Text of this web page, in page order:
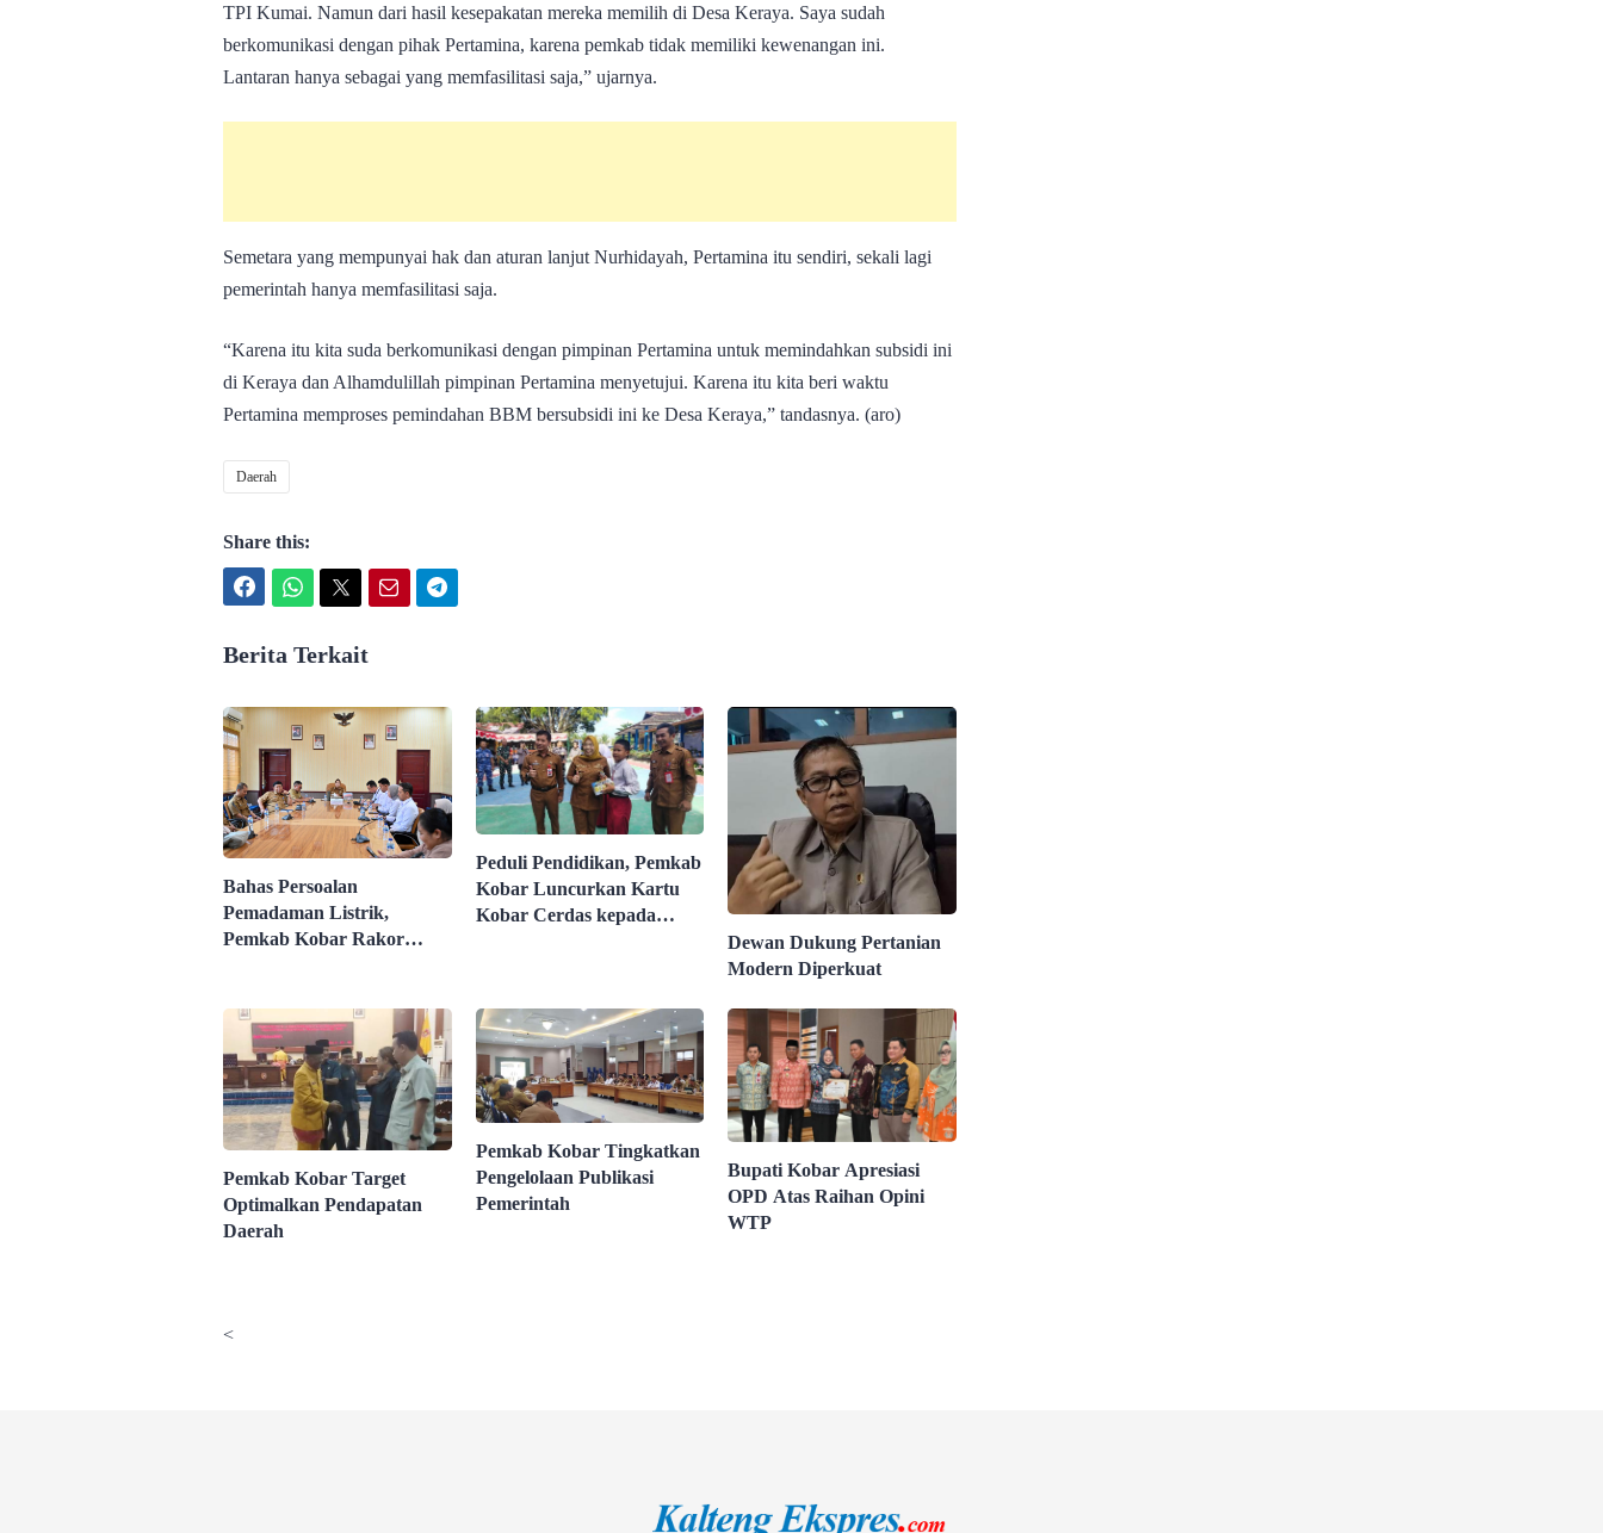
TPI Kumai. Namun dari hasil kesepakatan mereka memilih di Desa Keraya. Saya sudah
berkomunikasi dengan pihak Pertamina, karena pemkab tidak memiliki kewenangan ini.
Lantaran hanya sebagai yang memfasilitasi saja,” ujarnya.
Semetara yang mempunyai hak dan aturan lanjut Nurhidayah, Pertamina itu sendiri, sekali lagi
pemerintah hanya memfasilitasi saja.
“Karena itu kita suda berkomunikasi dengan pimpinan Pertamina untuk memindahkan subsidi ini
di Keraya dan Alhamdulillah pimpinan Pertamina menyetujui. Karena itu kita beri waktu
Pertamina memproses pemindahan BBM bersubsidi ini ke Desa Keraya,” tandasnya. (aro)
Daerah
Share this:
Berita Terkait
Bahas Persoalan
Pemadaman Listrik,
Pemkab Kobar Rakor
Peduli Pendidikan, Pemkab
Kobar Luncurkan Kartu
Kobar Cerdas kepada
Dewan Dukung Pertanian
Modern Diperkuat
Pemkab Kobar Target
Optimalkan Pendapatan
Daerah
Pemkab Kobar Tingkatkan
Pengelolaan Publikasi
Pemerintah
Bupati Kobar Apresiasi
OPD Atas Raihan Opini
WTP
<